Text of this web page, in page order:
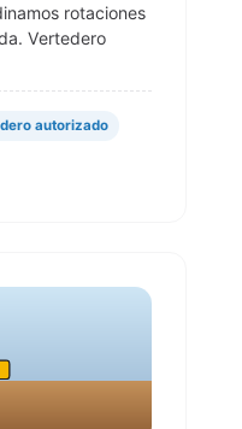
rotaciones
Vertedero
autorizado